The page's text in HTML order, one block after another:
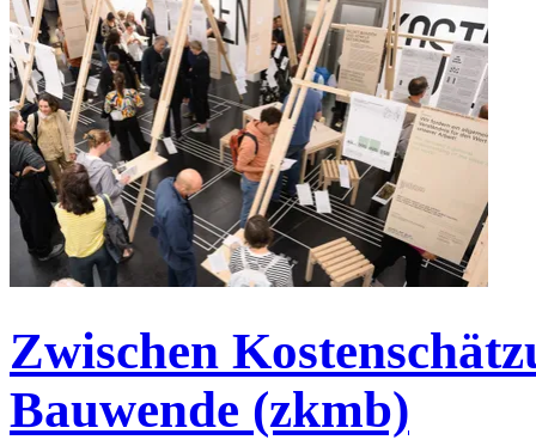
Zwischen
Bauwende (zkmb)